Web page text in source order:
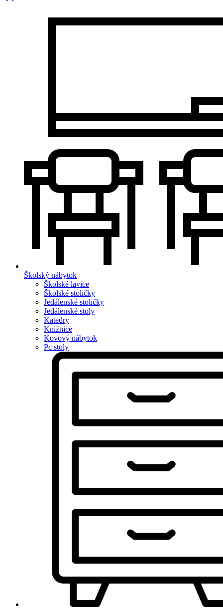
Školský nábytok
Školské lavice
Školské stoličky
Jedálenské stoličky
Jedálenské stoly
Katedry
Knižnice
Kovový nábytok
Pc stoly